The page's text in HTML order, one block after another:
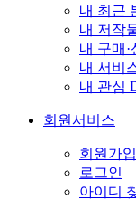
내 최근
내 저작
내 구매
내 서비
내 관심
회원서비스
회원가입
로그인
아이디